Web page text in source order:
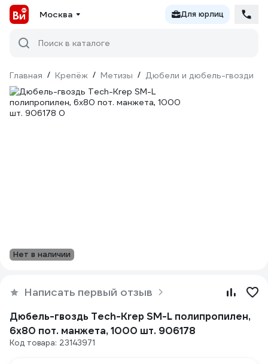
Москва Для юрлиц
Поиск в каталоге
Главная / Крепёж / Метизы / Дюбели и дюбель-гвозди
Нет в наличии
Написать первый отзыв
Дюбель-гвоздь Tech-Krep SM-L полипропилен,
6x80 пот. манжета, 1000 шт. 906178
Код товара: 23143971